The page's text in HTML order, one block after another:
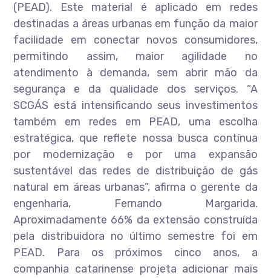
(PEAD). Este material é aplicado em redes
destinadas a áreas urbanas em função da maior
facilidade em conectar novos consumidores,
permitindo assim, maior agilidade no
atendimento à demanda, sem abrir mão da
segurança e da qualidade dos serviços. “A
SCGÁS está intensificando seus investimentos
também em redes em PEAD, uma escolha
estratégica, que reflete nossa busca contínua
por modernização e por uma expansão
sustentável das redes de distribuição de gás
natural em áreas urbanas”, afirma o gerente da
engenharia, Fernando Margarida.
Aproximadamente 66% da extensão construída
pela distribuidora no último semestre foi em
PEAD. Para os próximos cinco anos, a
companhia catarinense projeta adicionar mais